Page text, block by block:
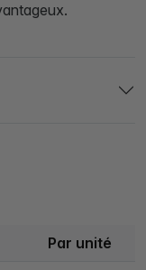
Par unité